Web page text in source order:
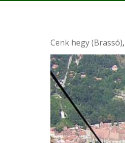
Cenk hegy (Brassó)